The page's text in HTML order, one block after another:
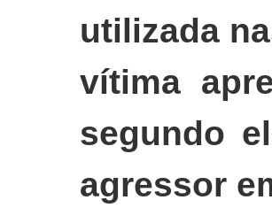
utilizada
vítima
segundo
agressor